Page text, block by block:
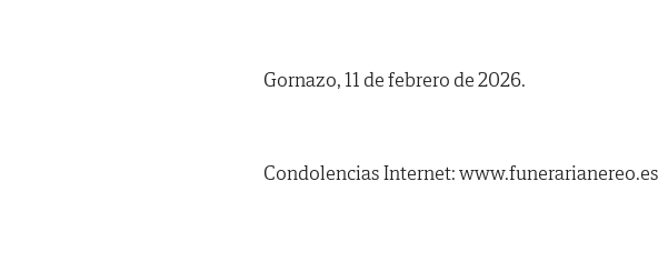
Gornazo, 11 de febrero de 2026.
Condolencias Internet: www.funerarianereo.es